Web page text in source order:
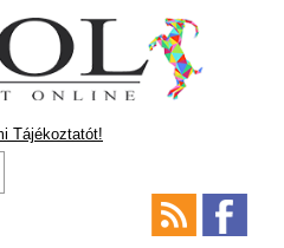
Tájékoztatót!